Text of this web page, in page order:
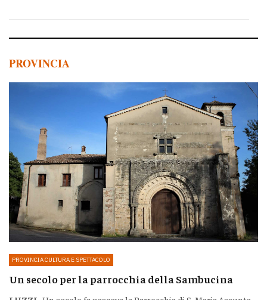
PROVINCIA
PROVINCIA CULTURA E SPETTACOLO
Un secolo per la parrocchia della Sambucina